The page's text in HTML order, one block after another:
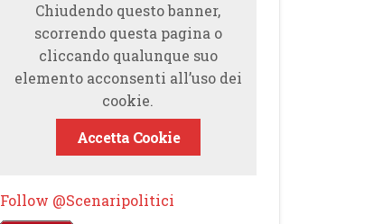
Chiudendo questo banner,
scorrendo questa pagina o
cliccando qualunque suo
elemento acconsenti all’uso dei
cookie.
Accetta Cookie
Follow @Scenaripolitici